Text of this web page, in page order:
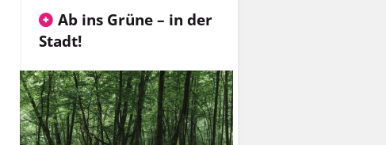
Ab ins Grüne – in der
Stadt!